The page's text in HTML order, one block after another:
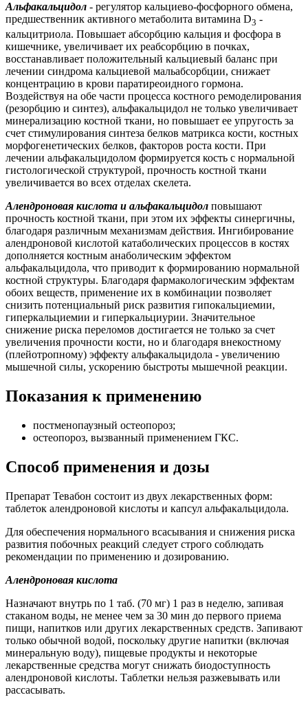
Альфакальцидол - регулятор кальциево-фосфорного обмена,
предшественник активного метаболита витамина D3 -
кальцитриола. Повышает абсорбцию кальция и фосфора в
кишечнике, увеличивает их реабсорбцию в почках,
восстанавливает положительный кальциевый баланс при
лечении синдрома кальциевой мальабсорбции, снижает
концентрацию в крови паратиреоидного гормона.
Воздействуя на обе части процесса костного ремоделирования
(резорбцию и синтез), альфакальцидол не только увеличивает
минерализацию костной ткани, но повышает ее упругость за
счет стимулирования синтеза белков матрикса кости, костных
морфогенетических белков, факторов роста кости. При
лечении альфакальцидолом формируется кость с нормальной
гистологической структурой, прочность костной ткани
увеличивается во всех отделах скелета.
Алендроновая кислота и альфакальцидол повышают
прочность костной ткани, при этом их эффекты синергичны,
благодаря различным механизмам действия. Ингибирование
алендроновой кислотой катаболических процессов в костях
дополняется костным анаболическим эффектом
альфакальцидола, что приводит к формированию нормальной
костной структуры. Благодаря фармакологическим эффектам
обоих веществ, применение их в комбинации позволяет
снизить потенциальный риск развития гипокальциемии,
гиперкальциемии и гиперкальциурии. Значительное
снижение риска переломов достигается не только за счет
увеличения прочности кости, но и благодаря внекостному
(плейотропному) эффекту альфакальцидола - увеличению
мышечной силы, ускорению быстроты мышечной реакции.
Показания к применению
постменопаузный остеопороз;
остеопороз, вызванный применением ГКС.
Способ применения и дозы
Препарат Тевабон состоит из двух лекарственных форм:
таблеток алендроновой кислоты и капсул альфакальцидола.
Для обеспечения нормального всасывания и снижения риска
развития побочных реакций следует строго соблюдать
рекомендации по применению и дозированию.
Алендроновая кислота
Назначают внутрь по 1 таб. (70 мг) 1 раз в неделю, запивая
стаканом воды, не менее чем за 30 мин до первого приема
пищи, напитков или других лекарственных средств. Запивают
только обычной водой, поскольку другие напитки (включая
минеральную воду), пищевые продукты и некоторые
лекарственные средства могут снижать биодоступность
алендроновой кислоты. Таблетки нельзя разжевывать или
рассасывать.